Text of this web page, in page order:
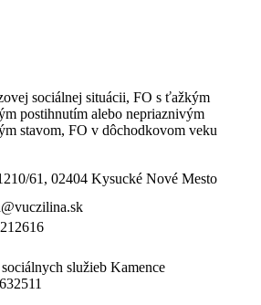
sociálnej situácii, FO s ťažkým
postihnutím alebo nepriaznivým
stavom, FO v dôchodkovom veku
61, 02404 Kysucké Nové Mesto
služieb Kamence